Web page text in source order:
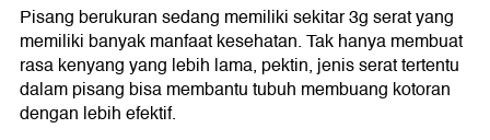
Pisang berukuran sedang memiliki sekitar 3g serat yang
memiliki banyak manfaat kesehatan. Tak hanya membuat
rasa kenyang yang lebih lama, pektin, jenis serat tertentu
dalam pisang bisa membantu tubuh membuang kotoran
dengan lebih efektif.